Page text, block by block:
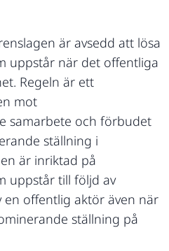
är avsedd att lösa
uppstår när det offentliga
Regeln är ett
mot
samarbete och förbudet
ställning i
är inriktad på
uppstår till följd av
offentlig aktör även när
ställning på